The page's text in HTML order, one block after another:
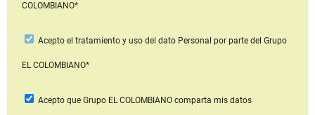
COLOMBIANO*
Acepto el tratamiento y uso del dato Personal por parte del Grupo
EL COLOMBIANO*
Acepto que Grupo EL COLOMBIANOcomparta mis datos